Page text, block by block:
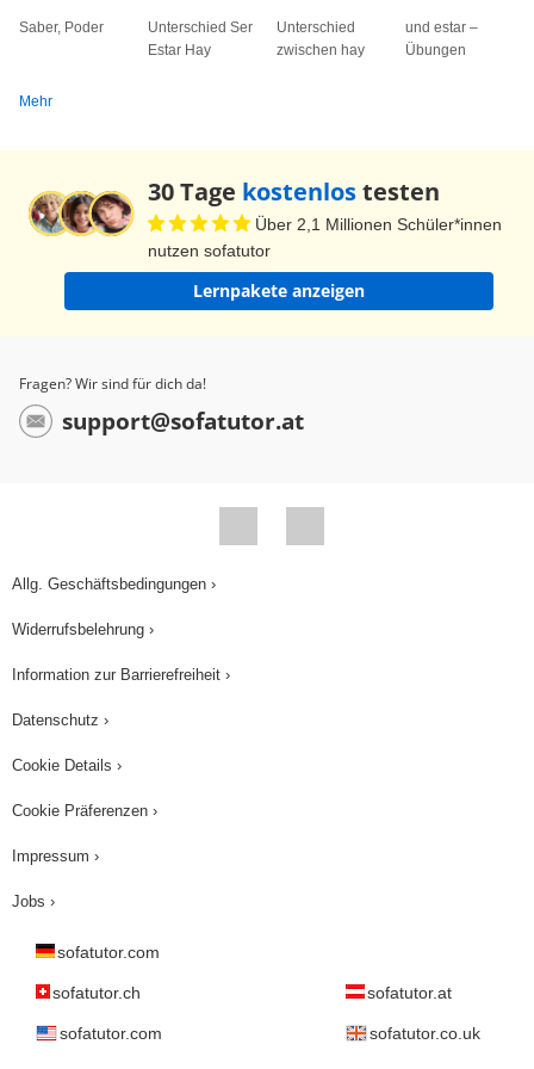
¿Tienes frío? Sí, tengo mucho frío. Bueno, eso es
todo por hoy. Ok, das ist alles für dieses Mal.
Saber, Poder
Unterschied Ser
Estar Hay
Unterschied
zwischen hay
und estar –
Übungen
Mehr
30 Tage kostenlostesten
Über 2,1 Millionen Schüler*innen
nutzen sofatutor
Lernpakete anzeigen
Fragen? Wir sind für dich da!
support@sofatutor.at
Allg. Geschäftsbedingungen ›
Widerrufsbelehrung ›
Information zur Barrierefreiheit ›
Datenschutz ›
Cookie Details ›
Cookie Präferenzen ›
Impressum ›
Jobs ›
sofatutor.com
sofatutor.ch sofatutor.at
sofatutor.com sofatutor.co.uk